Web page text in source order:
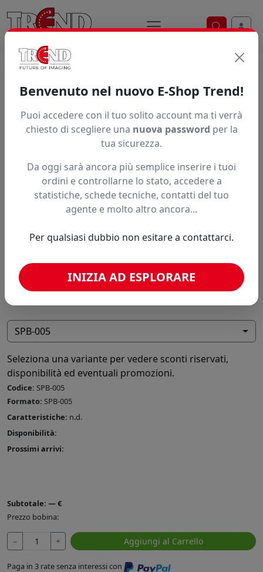
Ricerca
LAME MIMAKI
SPB-005
Seleziona una variante per vedere sconti riservati,
disponibilità ed eventuali promozioni.
Codice: SPB-005
Formato: SPB-005
Caratteristiche: n.d.
Disponibilità:
Prossimi arrivi:
Subtotale: —€
Prezzo bobina:
− + Aggiungi al Carrello
Paga in 3 rate senza interessi con
Benvenuto nel nuovo E-Shop Trend!
Puoi accedere con il tuo solito account ma ti verrà
chiesto di scegliere una nuova password per la
tua sicurezza.
Da oggi sarà ancora più semplice inserire i tuoi
ordini e controllarne lo stato, accedere a
statistiche, schede tecniche, contatti del tuo
agente e molto altro ancora...
Per qualsiasi dubbio non esitare a contattarci.
INIZIA AD ESPLORARE